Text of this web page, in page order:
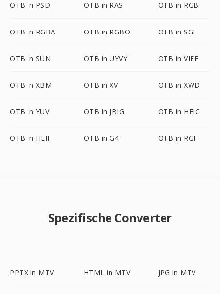
OTB in PSD OTB in RAS OTB in RGB
OTB in RGBA OTB in RGBO OTB in SGI
OTB in SUN OTB in UYVY OTB in VIFF
OTB in XBM OTB in XV OTB in XWD
OTB in YUV OTB in JBIG OTB in HEIC
OTB in HEIF OTB in G4 OTB in RGF
Spezifische Converter
PPTX in MTV HTML in MTV JPG in MTV